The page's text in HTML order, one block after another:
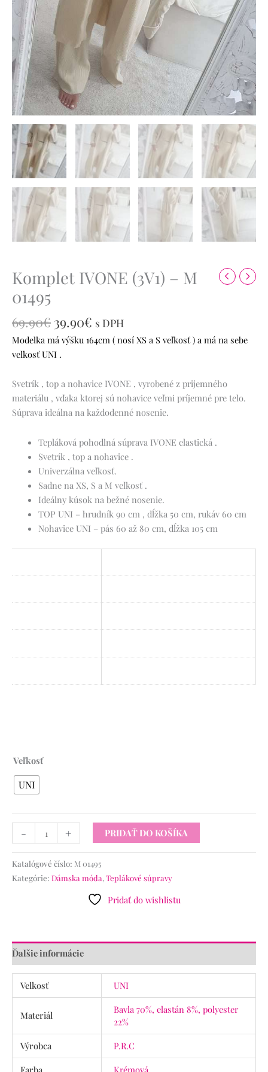
Komplet IVONE (3V1) – M
01495
69.90€ 39.90€ s DPH
Modelka má výšku 164cm ( nosí XS a S veľkosť ) a má na sebe
veľkosť UNI .
Svetrík , top a nohavice IVONE , vyrobené z prijemného
materiálu , vďaka ktorej sú nohavice veľmi príjemné pre telo.
Súprava ideálna na každodenné nosenie.
Tepláková pohodlná súprava IVONE elastická .
Svetrík , top a nohavice .
Univerzálna veľkosť.
Sadne na XS, S a M veľkosť .
Ideálny kúsok na bežné nosenie.
TOP UNI – hrudník 90 cm , dĺžka 50 cm, rukáv 60 cm
Nohavice UNI – pás 60 až 80 cm, dĺžka 105 cm
Veľkosť
UNI
- + PRIDAŤ DO KOŠÍKA
Katalógové číslo: M 01495
Kategórie: Dámska móda,Teplákové súpravy
Pridať do wishlistu
Ďalšie informácie
Veľkosť UNI
Materiál
Bavla 70%, elastán 8%, polyester
22%
Výrobca
P.R.C